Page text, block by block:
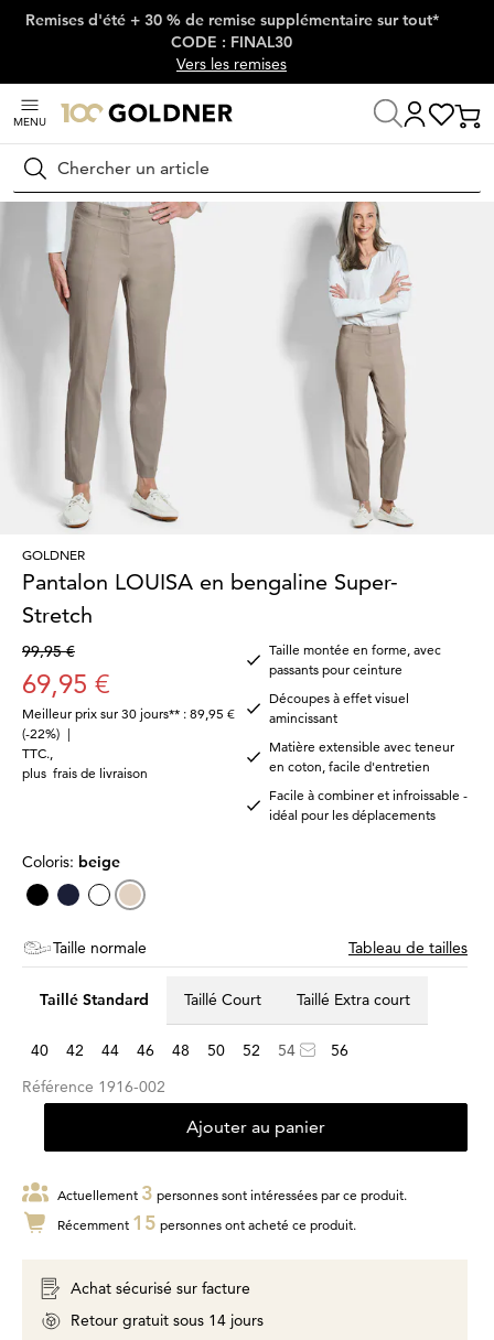
Passer la navigation, aller directement au contenu
Remises d'été + 30 % de remise supplémentaire sur tout*
CODE : FINAL30
Vers les remises
MENU
Rechercher
Maison Mode femme Pantalons
GOLDNER
Pantalon LOUISA en bengaline Super-
Stretch
99,95 €
69,95 €
Meilleur prix sur 30 jours** : 89,95 €
(-22%) |
TTC.
plus frais de livraison
Taille montée en forme, avec
passants pour ceinture
Découpes à effet visuel
amincissant
Matière extensible avec teneur
en coton, facile d'entretien
Facile à combiner et infroissable -
idéal pour les déplacements
Coloris: beige
Taille normale Tableau de tailles
Taillé Standard Taillé Court Taillé Extra court
40 42 44 46 48 50 52 54
56
Référence 1916-002
Ajouter au panier
Actuellement 3 personnes sont intéressées par ce produit.
Récemment 15 personnes ont acheté ce produit.
Achat sécurisé sur facture
Retour gratuit sous 14 jours